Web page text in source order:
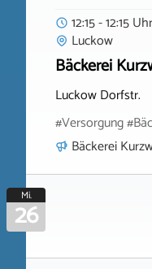
12:15 - 12:15 Uhr
Luckow
Bäckerei
Luckow Dorfstr.
#Versorgung
Bäckerei
Mi.
26